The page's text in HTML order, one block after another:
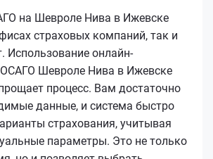
на Шевроле Нива в Ижевске
страховых компаний, так и
Использование онлайн-
ОСАГО Шевроле Нива в Ижевске
процесс. Вам достаточно
данные, и система быстро
страхования, учитывая
параметры. Это не только